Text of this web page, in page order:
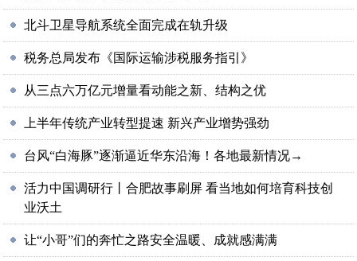
北斗卫星导航系统全面完成在轨升级
税务总局发布《国际运输涉税服务指引》
从三点六万亿元增量看动能之新、结构之优
上半年传统产业转型提速 新兴产业增势强劲
台风“白海豚”逐渐逼近华东沿海！各地最新情况→
活力中国调研行丨合肥故事刷屏 看当地如何培育科技创
业沃土
让“小哥”们的奔忙之路安全温暖、成就感满满